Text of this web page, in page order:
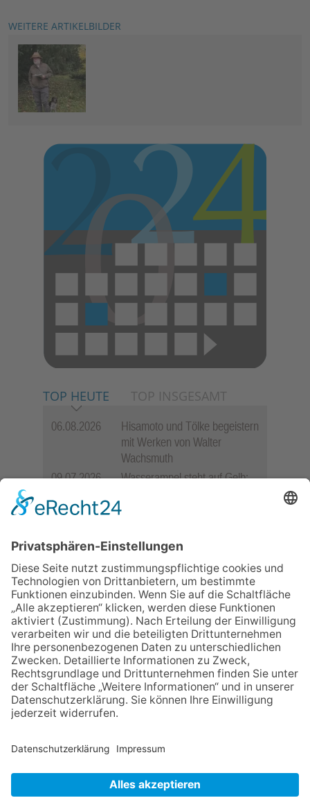
WEITERE ARTIKELBILDER
TOP HEUTE TOP INSGESAMT
06.08.2026
Hisamoto und Tölke begeistern
mit Werken von Walter
Wachsmuth
09.07.2026
Wasserampel steht auf Gelb:
auf
Himmel: Vom Geschenk zum
Karriere
10.05.2026
Hauptamtlicher CDU-Stadtrat
für Friedrichsdorf?
11.05.2026
FREIE WÄHLER Bad
Homburg starten
Bürgerumfrage für Berliner
Siedlung und
Gartenfeldsiedlung
NACH OBEN